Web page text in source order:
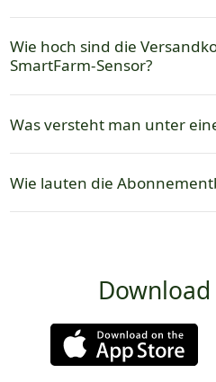
Wie hoch sind die
SmartFarm-Sensor?
Was versteht man unter
Wie lauten die